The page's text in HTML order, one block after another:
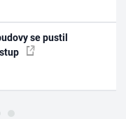
se pustil